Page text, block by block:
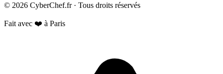
© 2026 CyberChef.fr · Tous droits réservés
Fait avec ❤️ à Paris